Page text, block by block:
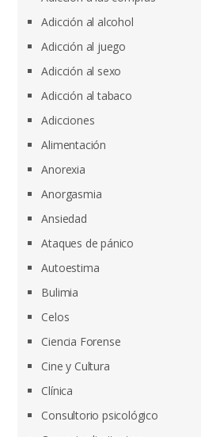
Adicción al alcohol
Adicción al juego
Adicción al sexo
Adicción al tabaco
Adicciones
Alimentación
Anorexia
Anorgasmia
Ansiedad
Ataques de pánico
Autoestima
Bulimia
Celos
Ciencia Forense
Cine y Cultura
Clínica
Consultorio psicológico